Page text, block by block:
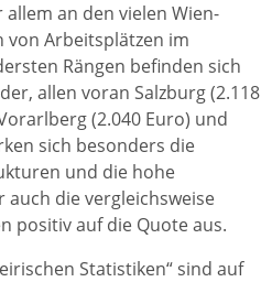
an den vielen Wien-
von Arbeitsplätzen im
Rängen befinden sich
allen voran Salzburg (2.118
(2.040 Euro) und
sich besonders die
und die hohe
die vergleichsweise
positiv auf die Quote aus.
Statistiken“ sind auf